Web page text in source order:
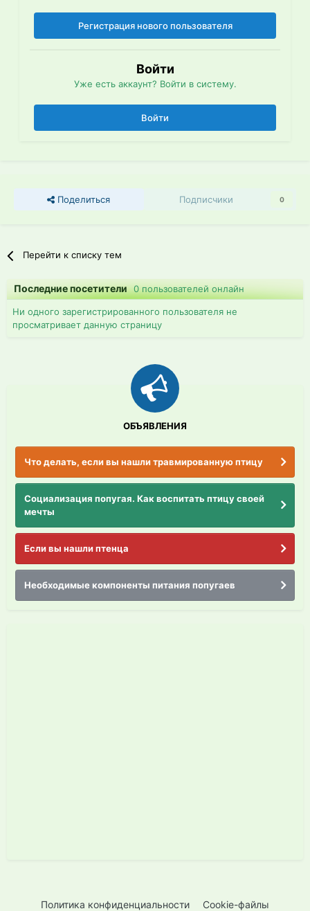
Регистрация нового пользователя
Войти
Уже есть аккаунт? Войти в систему.
Войти
Поделиться Подписчики 0
Перейти к списку тем
Последние посетители0 пользователей онлайн
Ни одного зарегистрированного пользователя не
просматривает данную страницу
ОБЪЯВЛЕНИЯ
Что делать, если вы нашли травмированную птицу
Социализация попугая. Как воспитать птицу своей
мечты
Если вы нашли птенца
Необходимые компоненты питания попугаев
Политика конфиденциальности Cookie-файлы